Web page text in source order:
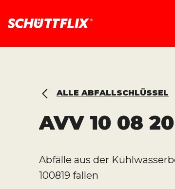
ALLE ABFALLSCHLÜSSEL
AVV 10 08 20
Abfälle aus der
100819 fallen